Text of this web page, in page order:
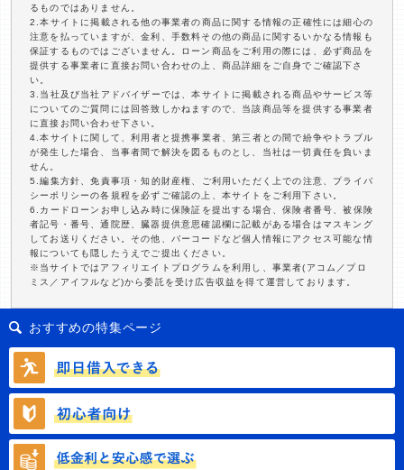
るものではありません。
2.本サイトに掲載される他の事業者の商品に関する情報の正確性には細心の
注意を払っていますが、金利、手数料その他の商品に関するいかなる情報も
保証するものではございません。ローン商品をご利用の際には、必ず商品を
提供する事業者に直接お問い合わせの上、商品詳細をご自身でご確認下さ
い。
3.当社及び当社アドバイザーでは、本サイトに掲載される商品やサービス等
についてのご質問には回答致しかねますので、当該商品等を提供する事業者
に直接お問い合わせ下さい。
4.本サイトに関して、利用者と提携事業者、第三者との間で紛争やトラブル
が発生した場合、当事者間で解決を図るものとし、当社は一切責任を負いま
せん。
5.編集方針、免責事項・知的財産権、ご利用いただく上での注意、プライバ
シーポリシーの各規程を必ずご確認の上、本サイトをご利用下さい。
6.カードローンお申し込み時に保険証を提出する場合、保険者番号、被保険
者記号・番号、通院歴、臓器提供意思確認欄に記載がある場合はマスキング
してお送りください。その他、バーコードなど個人情報にアクセス可能な情
報についても隠したうえでご提出ください。
※当サイトではアフィリエイトプログラムを利用し、事業者(アコム／プロ
ミス／アイフルなど)から委託を受け広告収益を得て運営しております。
おすすめの特集ページ